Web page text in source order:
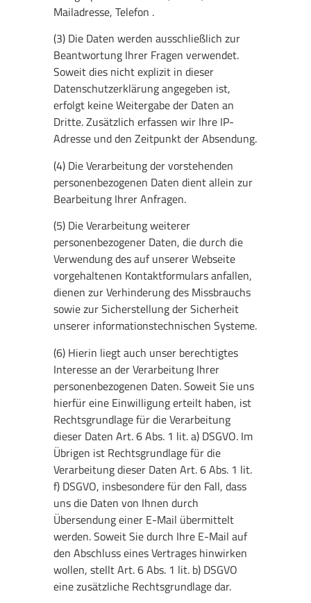
Mailadresse, Telefon .
(3) Die Daten werden ausschließlich zur
Beantwortung Ihrer Fragen verwendet.
Soweit dies nicht explizit in dieser
Datenschutzerklärung angegeben ist,
erfolgt keine Weitergabe der Daten an
Dritte. Zusätzlich erfassen wir Ihre IP-
Adresse und den Zeitpunkt der Absendung.
(4) Die Verarbeitung der vorstehenden
personenbezogenen Daten dient allein zur
Bearbeitung Ihrer Anfragen.
(5) Die Verarbeitung weiterer
personenbezogener Daten, die durch die
Verwendung des auf unserer Webseite
vorgehaltenen Kontaktformulars anfallen,
dienen zur Verhinderung des Missbrauchs
sowie zur Sicherstellung der Sicherheit
unserer informationstechnischen Systeme.
(6) Hierin liegt auch unser berechtigtes
Interesse an der Verarbeitung Ihrer
personenbezogenen Daten. Soweit Sie uns
hierfür eine Einwilligung erteilt haben, ist
Rechtsgrundlage für die Verarbeitung
dieser Daten Art. 6 Abs. 1 lit. a) DSGVO. Im
Übrigen ist Rechtsgrundlage für die
Verarbeitung dieser Daten Art. 6 Abs. 1 lit.
f) DSGVO, insbesondere für den Fall, dass
uns die Daten von Ihnen durch
Übersendung einer E-Mail übermittelt
werden. Soweit Sie durch Ihre E-Mail auf
den Abschluss eines Vertrages hinwirken
wollen, stellt Art. 6 Abs. 1 lit. b) DSGVO
eine zusätzliche Rechtsgrundlage dar.